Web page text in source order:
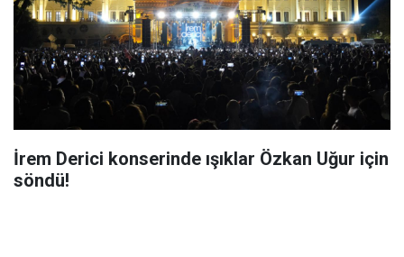
İrem Derici konserinde ışıklar Özkan Uğur için
söndü!